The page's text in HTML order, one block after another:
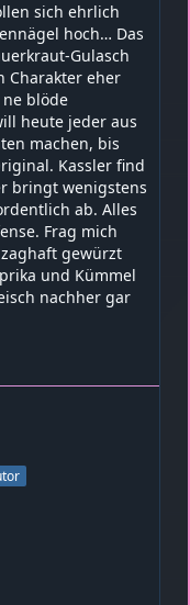
sich ehrlich
hoch… Das
Gulasch
Charakter eher
blöde
heute jeder aus
machen, bis
Kassler find
bringt wenigstens
ab. Alles
Frag mich
gewürzt
und Kümmel
nachher gar